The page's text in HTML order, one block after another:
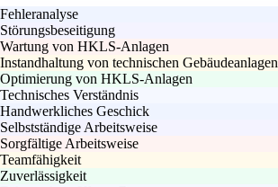
Fehleranalyse
Störungsbeseitigung
Wartung von HKLS-Anlagen
Instandhaltung von technischen Gebäudeanlagen
Optimierung von HKLS-Anlagen
Technisches Verständnis
Handwerkliches Geschick
Selbstständige Arbeitsweise
Sorgfältige Arbeitsweise
Teamfähigkeit
Zuverlässigkeit